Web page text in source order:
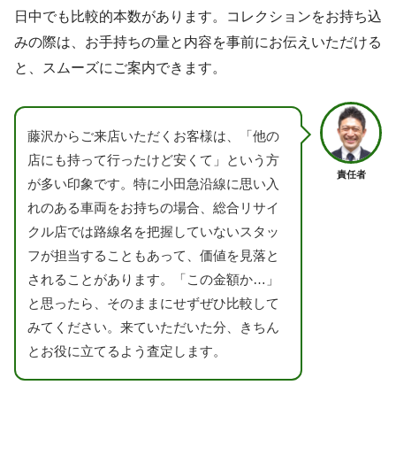
日中でも比較的本数があります。コレクションをお持ち込
みの際は、お手持ちの量と内容を事前にお伝えいただける
と、スムーズにご案内できます。
責任者
藤沢からご来店いただくお客様は、「他の
店にも持って行ったけど安くて」という方
が多い印象です。特に小田急沿線に思い入
れのある車両をお持ちの場合、総合リサイ
クル店では路線名を把握していないスタッ
フが担当することもあって、価値を見落と
されることがあります。「この金額か…」
と思ったら、そのままにせずぜひ比較して
みてください。来ていただいた分、きちん
とお役に立てるよう査定します。